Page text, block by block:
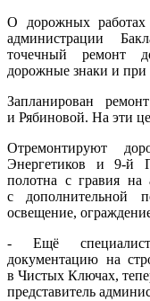
О дорожных работах
администрации
точечный ремонт
дорожные знаки и при
Запланирован
и Рябиновой. На эти
Отремонтируют
Энергетиков и 9-й
полотна с гравия на
с дополнительной
освещение,
- Ещё
документацию на
в Чистых Ключах,
представитель